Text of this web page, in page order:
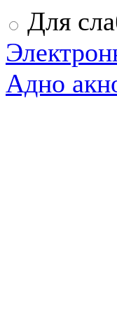
Для
Адно